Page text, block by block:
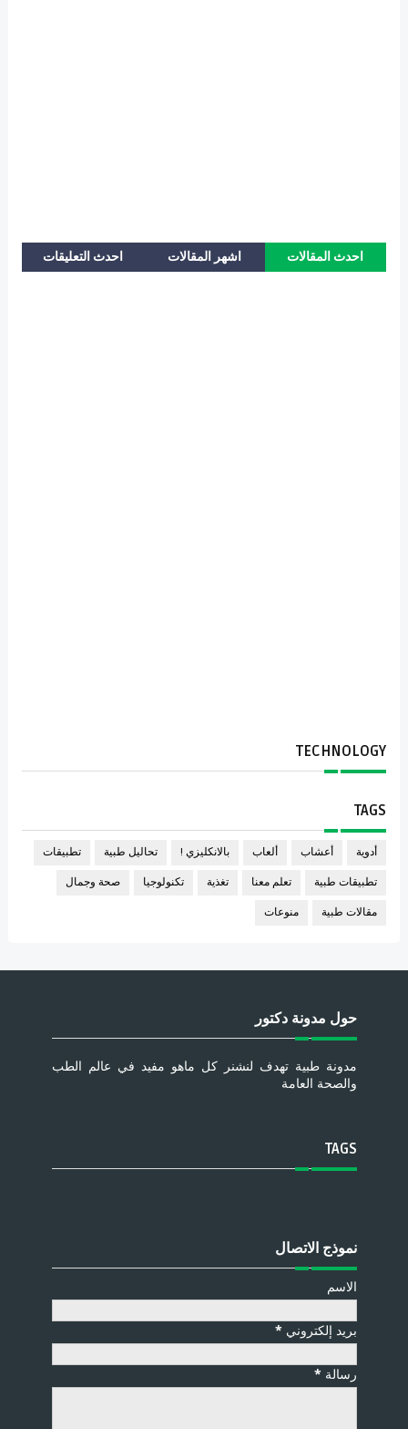
احدث المقالات اشهر المقالات احدث التعليقات
TECHNOLOGY
TAGS
أدوية أعشاب ألعاب بالانكليزي ! تحاليل طبية تطبيقات
تطبيقات طبية تعلم معنا تغذية تكنولوجيا صحة وجمال
مقالات طبية منوعات
حول مدونة دكتور
مدونة طبية تهدف لنشنر كل ماهو مفيد في عالم الطب
والصحة العامة
TAGS
نموذج الاتصال
الاسم
بريد إلكتروني *
رسالة *